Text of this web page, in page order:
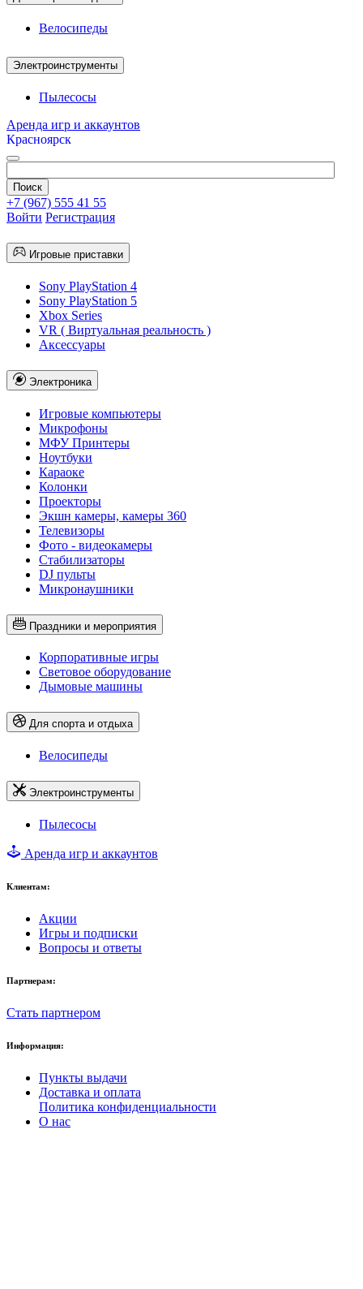
Велосипеды
Электроинструменты
Пылесосы
Аренда игр и аккаунтов
Красноярск
+7 (967) 555 41 55
Войти Регистрация
Игровые приставки
Sony PlayStation 4
Sony PlayStation 5
Xbox Series
VR ( Виртуальная реальность )
Аксессуары
Электроника
Игровые компьютеры
Микрофоны
МФУ Принтеры
Ноутбуки
Караоке
Колонки
Проекторы
Экшн камеры, камеры 360
Телевизоры
Фото - видеокамеры
Стабилизаторы
DJ пульты
Микронаушники
Праздники и мероприятия
Корпоративные игры
Световое оборудование
Дымовые машины
Для спорта и отдыха
Велосипеды
Электроинструменты
Пылесосы
Аренда игр и аккаунтов
Клиентам:
Акции
Игры и подписки
Вопросы и ответы
Партнерам:
Стать партнером
Информация:
Пункты выдачи
Доставка и оплата
Политика конфиденциальности
О нас